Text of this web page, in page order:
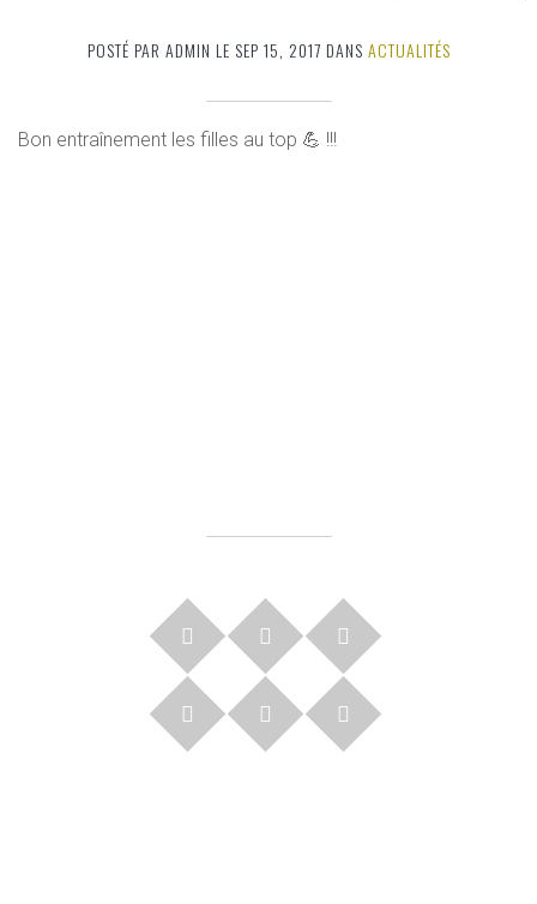
POSTÉ PAR ADMIN LE SEP 15, 2017 DANS ACTUALITÉS
Bon entraînement les filles au top 💪 !!!